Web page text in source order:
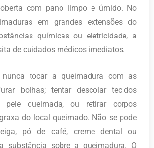
com pano limpo e úmido. No
em grandes extensões do
químicas ou eletricidade, a
de cuidados médicos imediatos.
nunca tocar a queimadura com as
bolhas; tentar descolar tecidos
pele queimada, ou retirar corpos
do local queimado. Não se pode
pó de café, creme dental ou
substância sobre a queimadura. O